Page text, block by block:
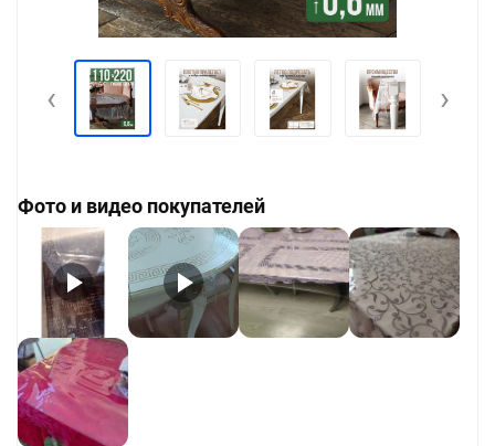
‹ ›
Фото и видео покупателей